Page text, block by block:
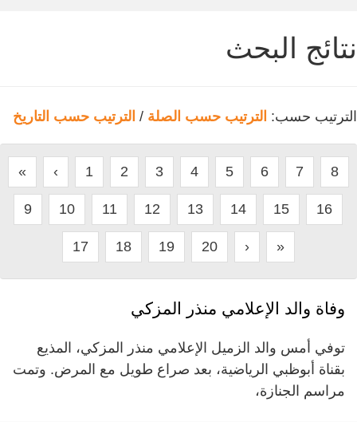
نتائج البحث
الترتيب حسب: الترتيب حسب الصلة / الترتيب حسب التاريخ
« ‹ 1 2 3 4 5 6 7 8
9 10 11 12 13 14 15 16
17 18 19 20 › »
وفاة والد الإعلامي منذر المزكي
توفي أمس والد الزميل الإعلامي منذر المزكي، المذيع
بقناة أبوظبي الرياضية، بعد صراع طويل مع المرض. وتمت
مراسم الجنازة،